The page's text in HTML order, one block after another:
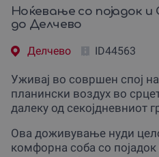
Ноќевање со појадок
до Делчево
Делчево ID44563
Уживај во совршен спој
планински воздух во
далеку од секојдневниот
Ова доживување нуди
комфорна соба со